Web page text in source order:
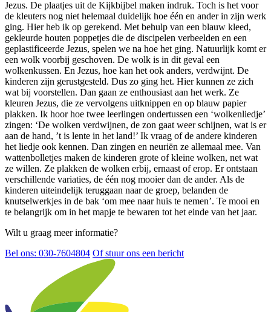
Jezus. De plaatjes uit de Kijkbijbel maken indruk. Toch is het voor
de kleuters nog niet helemaal duidelijk hoe één en ander in zijn werk
ging. Hier heb ik op gerekend. Met behulp van een blauw kleed,
gekleurde houten poppetjes die de discipelen verbeelden en een
geplastificeerde Jezus, spelen we na hoe het ging. Natuurlijk komt er
een wolk voorbij geschoven. De wolk is in dit geval een
wolkenkussen. En Jezus, hoe kan het ook anders, verdwijnt. De
kinderen zijn gerustgesteld. Dus zo ging het. Hier kunnen ze zich
wat bij voorstellen. Dan gaan ze enthousiast aan het werk. Ze
kleuren Jezus, die ze vervolgens uitknippen en op blauw papier
plakken. Ik hoor hoe twee leerlingen ondertussen een ‘wolkenliedje’
zingen: ‘De wolken verdwijnen, de zon gaat weer schijnen, wat is er
aan de hand, ’t is lente in het land!’ Ik vraag of de andere kinderen
het liedje ook kennen. Dan zingen en neuriën ze allemaal mee. Van
wattenbolletjes maken de kinderen grote of kleine wolken, net wat
ze willen. Ze plakken de wolken erbij, ernaast of erop. Er ontstaan
verschillende variaties, de één nog mooier dan de ander. Als de
kinderen uiteindelijk teruggaan naar de groep, belanden de
knutselwerkjes in de bak ‘om mee naar huis te nemen’. Te mooi en
te belangrijk om in het mapje te bewaren tot het einde van het jaar.
Wilt u graag meer informatie?
Bel ons: 030-7604804 Of stuur ons een bericht